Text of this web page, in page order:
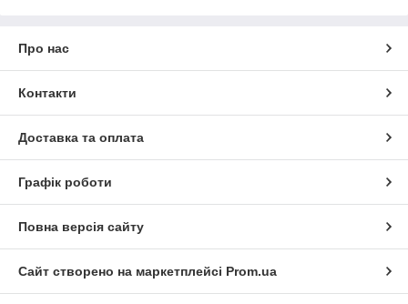
Про нас
Контакти
Доставка та оплата
Графік роботи
Повна версія сайту
Сайт створено на маркетплейсі Prom.ua